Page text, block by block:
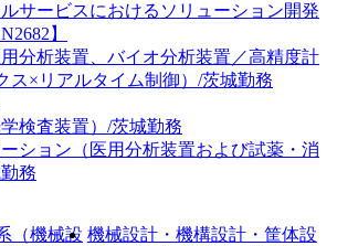
サービスにおけるソリューション開発
】
分析装置、バイオ分析装置／高精度計
ス×リアルタイム制御）/茨城勤務
検査装置）/茨城勤務
ション（医用分析装置および試薬・消
務
（機械設 機械設計・機構設計・筐体設